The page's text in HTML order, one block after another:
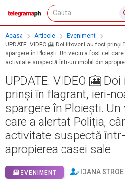
Acasa Articole
Eveniment
UPDATE. VIDEO 🎦 Doi ilfoveni au fost
spargere în Ploiești. Un vecin a fost cel
activitate suspectă într-un imobil din
UPDATE. VIDEO 🎦
prinși în flagrant, ieri-
spargere în Ploiești. Un
care a alertat Poliția,
activitate suspectă
apropierea casei sale
EVENIMENT IOANA STROE